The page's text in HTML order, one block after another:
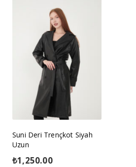
Suni Deri Trençkot Siyah
Uzun
₺1,250.00